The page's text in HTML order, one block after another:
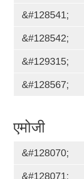
&#128541;
&#128542;
&#129315;
&#128567;
एमोजी
&#128070;
&#128071;